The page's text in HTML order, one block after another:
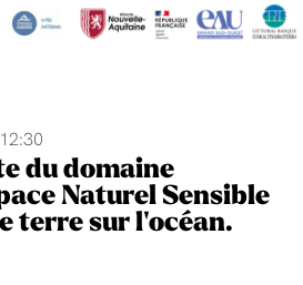
du domaine
Naturel Sensible
terre sur l'océan.